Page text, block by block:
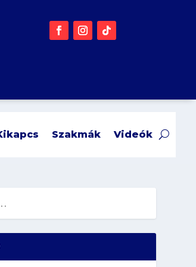
Szakmák Videók